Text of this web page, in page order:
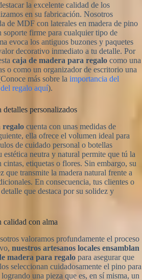
la excelente calidad de los
en su fabricación. Nosotros
de MDF con laterales en madera de pino
soporte firme para cualquier tipo de
evoca los antiguos buzones y paquetes
decorativo inmediato a tu detalle. Por
caja de madera para regalo como una
o como un organizador de escritorio una
más sobre la importancia del
regalo aquí).
detalles personalizados
regalo cuenta con unas medidas de
ella ofrece el volumen ideal para
de cuidado personal o botellas
estética neutra y natural permite que tú la
etiquetas o flores. Sin embargo, su
que transmite la madera natural frente a
En consecuencia, tus clientes o
que destaca por su solidez y
calidad con alma
valoramos profundamente el proceso
nuestros artesanos locales ensamblan
madera para regalo para asegurar que
seleccionan cuidadosamente el pino para
una pieza que es, en sí misma, un